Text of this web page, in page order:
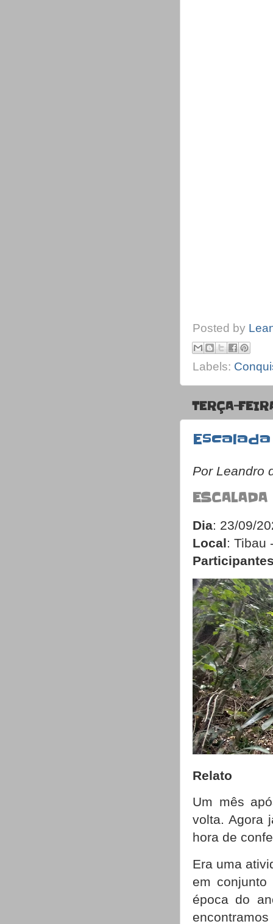
Posted by
Labels:
TERÇA-
Por Leandro
Dia: 23/09/
Local: Tibau
Relato
Um mês
volta. Agora
hora de
Era uma
em
época do